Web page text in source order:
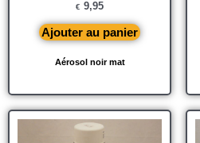
Aérosol noir mat
€ 9,95
Ajouter au panier